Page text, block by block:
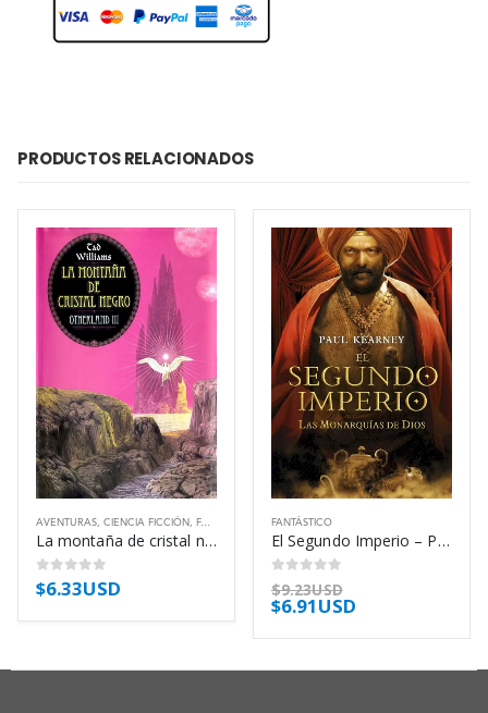
PRODUCTOS RELACIONADOS
AVENTURAS, CIENCIA FICCIÓN , FANTÁSTICO
La montaña de cristal negro – Tad Williams
0out of 5
$6.33USD
FANTÁSTICO
El Segundo Imperio – Paul Kearney
0out of 5
$9.23USD
$6.91USD